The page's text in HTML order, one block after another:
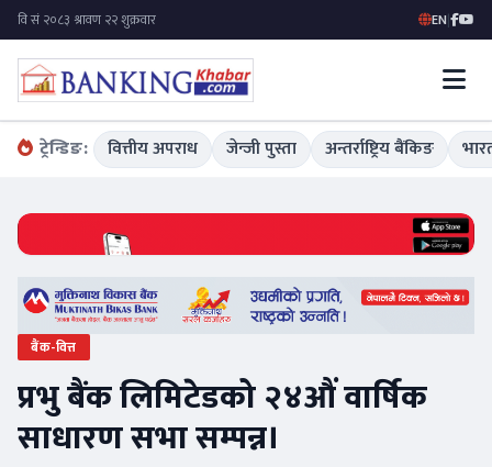
EN|
ट्रेन्डिङ: वित्तीय अपराध जेन्जी पुस्ता अन्तर्राष्ट्रिय बैंकिङ
बैंक-वित्त
प्रभु बैंक लिमिटेडको २४औं वार्षिक
साधारण सभा सम्पन्न।